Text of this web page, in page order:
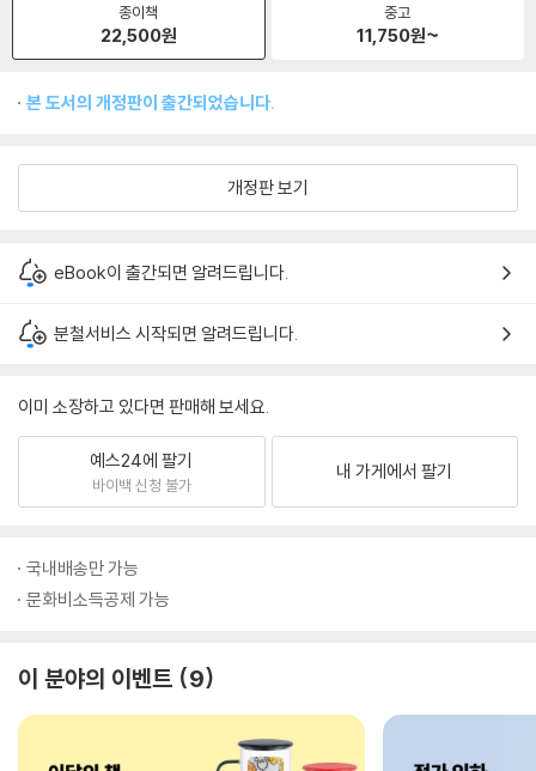
종이책
22,500원
중고
11,750원~
본 도서의 개정판이 출간되었습니다.
개정판 보기
eBook이 출간되면 알려드립니다.
분철서비스 시작되면 알려드립니다.
이미 소장하고 있다면 판매해 보세요.
예스24에 팔기
바이백 신청 불가
내 가게에서 팔기
국내배송만 가능
문화비소득공제 가능
이 분야의 이벤트 9